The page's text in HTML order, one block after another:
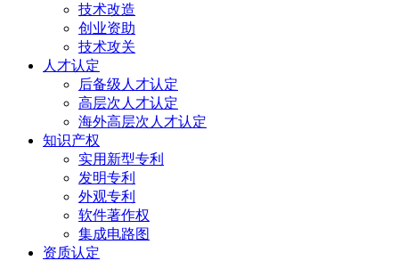
技术改造
创业资助
技术攻关
人才认定
后备级人才认定
高层次人才认定
海外高层次人才认定
知识产权
实用新型专利
发明专利
外观专利
软件著作权
集成电路图
资质认定